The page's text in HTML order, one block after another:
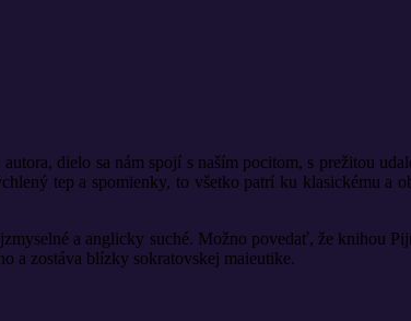
dielo sa nám spojí s naším pocitom, s prežitou
tep a spomienky, to všetko patrí ku klasickému a
a anglicky suché. Možno povedať, že knihou
a zostáva blízky sokratovskej maieutike.